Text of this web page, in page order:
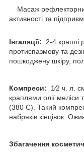
Масаж
активності та
Інгаляції: 2-4 краплі
протиспазмову та
пошкоджену шкіру,
Компреси: 1⁄2 ч. л.
краплями олії меліси
(380 С). Такий
набряків кінцівок.
Збагачення